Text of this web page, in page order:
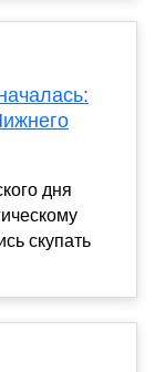
дня
скупать